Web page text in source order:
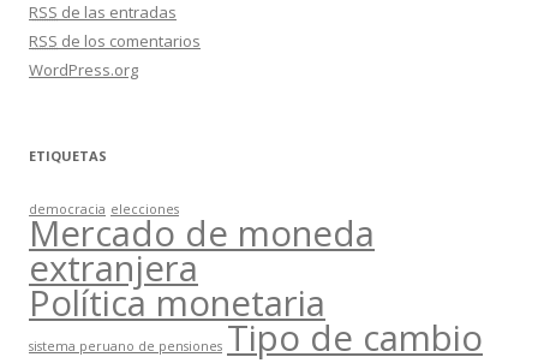
RSS de las entradas
RSS de los comentarios
WordPress.org
ETIQUETAS
democracia elecciones
Mercado de moneda
extranjera
Política monetaria
sistema peruano de pensiones Tipo de cambio